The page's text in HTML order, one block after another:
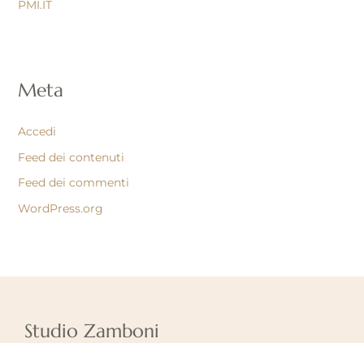
PMI.IT
Meta
Accedi
Feed dei contenuti
Feed dei commenti
WordPress.org
Studio Zamboni